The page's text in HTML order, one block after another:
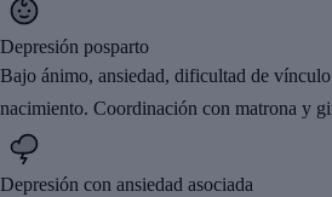
Depresión posparto
Bajo ánimo, ansiedad, dificultad de
nacimiento. Coordinación con matrona y
Depresión con ansiedad asociada